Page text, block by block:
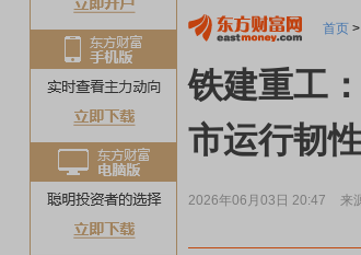
首页 >
铁建重工
市运行韧性
2026年06月03日 20:47 来